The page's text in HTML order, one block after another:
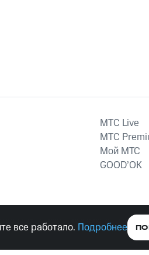
MTС Live
MTС
Мой МТС
GOOD’OK
веществ, их аналогов
все работало. Подробнее